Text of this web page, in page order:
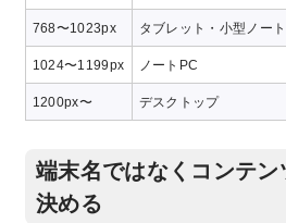
768〜1023px タブレット・小型ノート
1024〜1199px ノートPC
1200px〜 デスクトップ
端末名ではなくコンテ
決める